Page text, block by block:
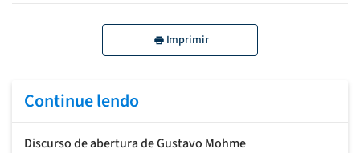
Imprimir
Continue lendo
Discurso de abertura de Gustavo Mohme